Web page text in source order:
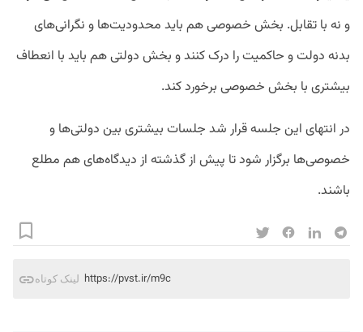
و نه با تقابل. بخش خصوصی هم باید محدودیت‌ها و نگرانی‌های
بدنه دولت و حاکمیت را درک کنند و بخش دولتی هم باید با انعطاف
بیشتری با بخش خصوصی برخورد کند.
در انتهای این جلسه قرار شد جلسات بیشتری بین دولتی‌ها و
خصوصی‌ها برگزار شود تا پیش از گذشته از دیدگاه‌های هم مطلع
باشند.
لینک کوتاه https://pvst.ir/m9c